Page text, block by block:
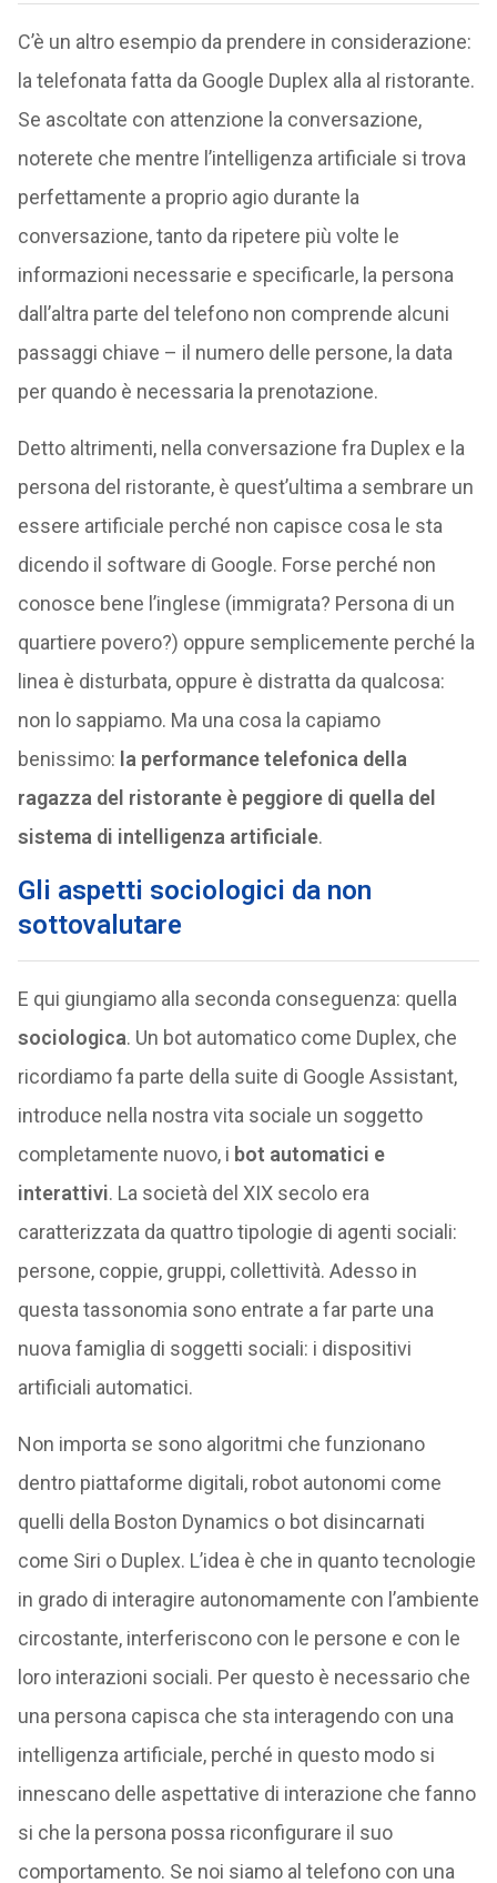
C’è un altro esempio da prendere in considerazione:
la telefonata fatta da Google Duplex alla al ristorante.
Se ascoltate con attenzione la conversazione,
noterete che mentre l’intelligenza artificiale si trova
perfettamente a proprio agio durante la
conversazione, tanto da ripetere più volte le
informazioni necessarie e specificarle, la persona
dall’altra parte del telefono non comprende alcuni
passaggi chiave – il numero delle persone, la data
per quando è necessaria la prenotazione.
Detto altrimenti, nella conversazione fra Duplex e la
persona del ristorante, è quest’ultima a sembrare un
essere artificiale perché non capisce cosa le sta
dicendo il software di Google. Forse perché non
conosce bene l’inglese (immigrata? Persona di un
quartiere povero?) oppure semplicemente perché la
linea è disturbata, oppure è distratta da qualcosa:
non lo sappiamo. Ma una cosa la capiamo
benissimo: la performance telefonica della
ragazza del ristorante è peggiore di quella del
sistema di intelligenza artificiale.
Gli aspetti sociologici da non
sottovalutare
E qui giungiamo alla seconda conseguenza: quella
sociologica. Un bot automatico come Duplex, che
ricordiamo fa parte della suite di Google Assistant,
introduce nella nostra vita sociale un soggetto
completamente nuovo, i bot automatici e
interattivi. La società del XIX secolo era
caratterizzata da quattro tipologie di agenti sociali:
persone, coppie, gruppi, collettività. Adesso in
questa tassonomia sono entrate a far parte una
nuova famiglia di soggetti sociali: i dispositivi
artificiali automatici.
Non importa se sono algoritmi che funzionano
dentro piattaforme digitali, robot autonomi come
quelli della Boston Dynamics o bot disincarnati
come Siri o Duplex. L’idea è che in quanto tecnologie
in grado di interagire autonomamente con l’ambiente
circostante, interferiscono con le persone e con le
loro interazioni sociali. Per questo è necessario che
una persona capisca che sta interagendo con una
intelligenza artificiale, perché in questo modo si
innescano delle aspettative di interazione che fanno
si che la persona possa riconfigurare il suo
comportamento. Se noi siamo al telefono con una